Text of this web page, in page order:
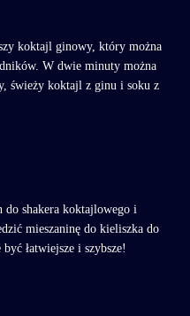
koktajl ginowy, który można
W dwie minuty można
świeży koktajl z ginu i soku z
shakera koktajlowego i
mieszaninę do kieliszka do
łatwiejsze i szybsze!